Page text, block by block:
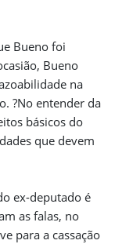
Bueno foi
Bueno
na
?No entender da
básicos do
que devem
ex-deputado é
as falas, no
para a cassação